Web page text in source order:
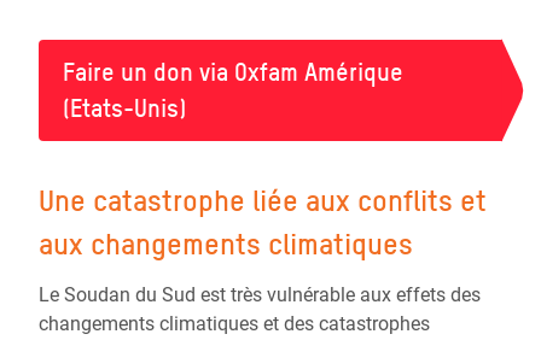
Faire un don via Oxfam Amérique
(Etats-Unis)
Une catastrophe liée aux conflits et
aux changements climatiques
Le Soudan du Sud est très vulnérable aux effets des
changements climatiques et des catastrophes